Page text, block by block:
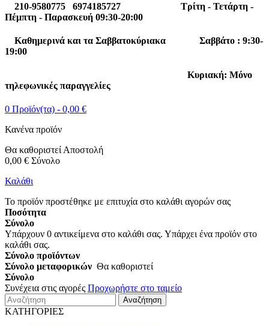
210-9580775 6974185727 Τρίτη - Τετάρτη -
Πέμπτη - Παρασκευή 09:30-20:00
Καθημερινά και τα Σαββατοκύριακα Σαββάτο : 9:30-
19:00
Κυριακή: Μόνο
τηλεφωνικές παραγγελίες
0 Προϊόν(τα) - 0,00 €
Κανένα προϊόν
Θα καθοριστεί Αποστολή
0,00 € Σύνολο
Καλάθι
Το προϊόν προστέθηκε με επιτυχία στο καλάθι αγορών σας
Ποσότητα
Σύνολο
Υπάρχουν 0 αντικείμενα στο καλάθι σας. Υπάρχει ένα προϊόν στο
καλάθι σας.
Σύνολο προϊόντων
Σύνολο μεταφορικών Θα καθοριστεί
Σύνολο
Συνέχεια στις αγορές Προχωρήστε στο ταμείο
Αναζήτηση
ΚΑΤΗΓΟΡΙΕΣ